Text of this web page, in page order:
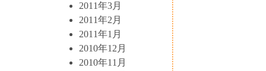
2011年3月
2011年2月
2011年1月
2010年12月
2010年11月